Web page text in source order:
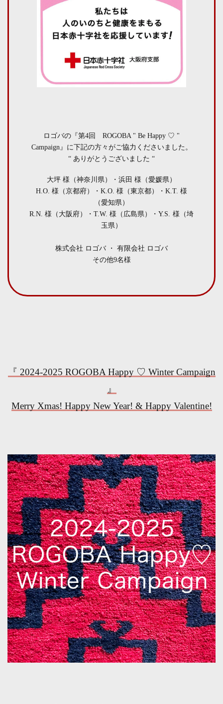
ロゴバの『第4回 ROGOBA " Be Happy ♡ "
Campaign』に下記の方々がご協力くださいました。
“ ありがとうございました “
大坪 様（神奈川県）・浜田 様（愛媛県）
H.O. 様（京都府）・K.O. 様（東京都）・K.T. 様
（愛知県）
R.N. 様（大阪府）・T.W. 様（広島県）・Y.S. 様（埼
玉県）
株式会社 ロゴバ ・ 有限会社 ロゴバ
その他9名様
『 2024-2025 ROGOBA Happy ♡ Winter Campaign
』
Merry Xmas! Happy New Year! & Happy Valentine!